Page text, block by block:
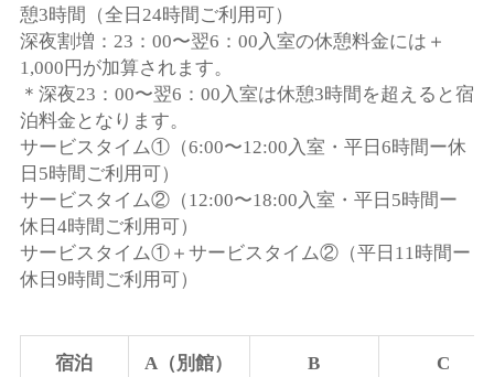
憩3時間
（全日24時間ご利用可）
深夜割増 ：23：00〜翌6：00入室の休憩料金には ＋
1,000円 が加算されます。
＊深夜23：00〜翌6：00入室は休憩3時間を超えると宿
泊料金となります。
サービスタイム①（6:00〜12:00入室・平日6時間ー休
日5時間ご利用可）
サービスタイム②（12:00〜18:00入室・平日5時間ー
休日4時間ご利用可）
サービスタイム①＋サービスタイム②（平日11時間ー
休日9時間ご利用可）
宿泊 A（別館） B C